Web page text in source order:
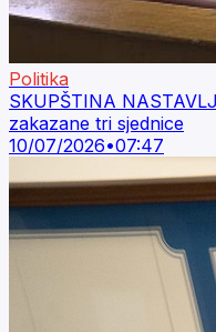
Politika
SKUPŠTINA
zakazane tri sjednice
10/07/2026•07:47